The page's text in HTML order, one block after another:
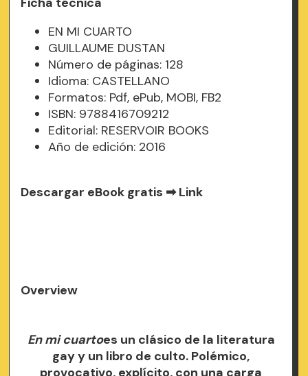
EN MI CUARTO
GUILLAUME DUSTAN
Número de páginas: 128
Idioma: CASTELLANO
Formatos: Pdf, ePub, MOBI, FB2
ISBN: 9788416709212
Editorial: RESERVOIR BOOKS
Año de edición: 2016
Descargar eBook gratis ➡Link
Overview
En mi cuartoes un clásico de la literatura
gay y un libro de culto. Polémico,